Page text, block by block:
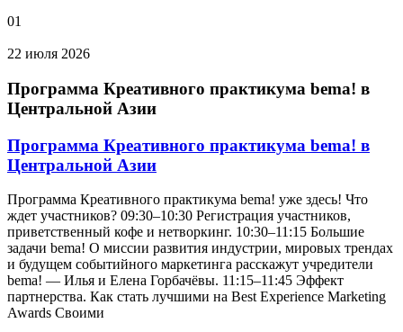
01
22 июля 2026
Программа Креативного практикума bema! в
Центральной Азии
Программа Креативного практикума bema! в
Центральной Азии
Программа Креативного практикума bema! уже здесь! Что
ждет участников? 09:30–10:30 Регистрация участников,
приветственный кофе и нетворкинг. 10:30–11:15 Большие
задачи bema! О миссии развития индустрии, мировых трендах
и будущем событийного маркетинга расскажут учредители
bema! — Илья и Елена Горбачёвы. 11:15–11:45 Эффект
партнерства. Как стать лучшими на Best Experience Marketing
Awards Своими